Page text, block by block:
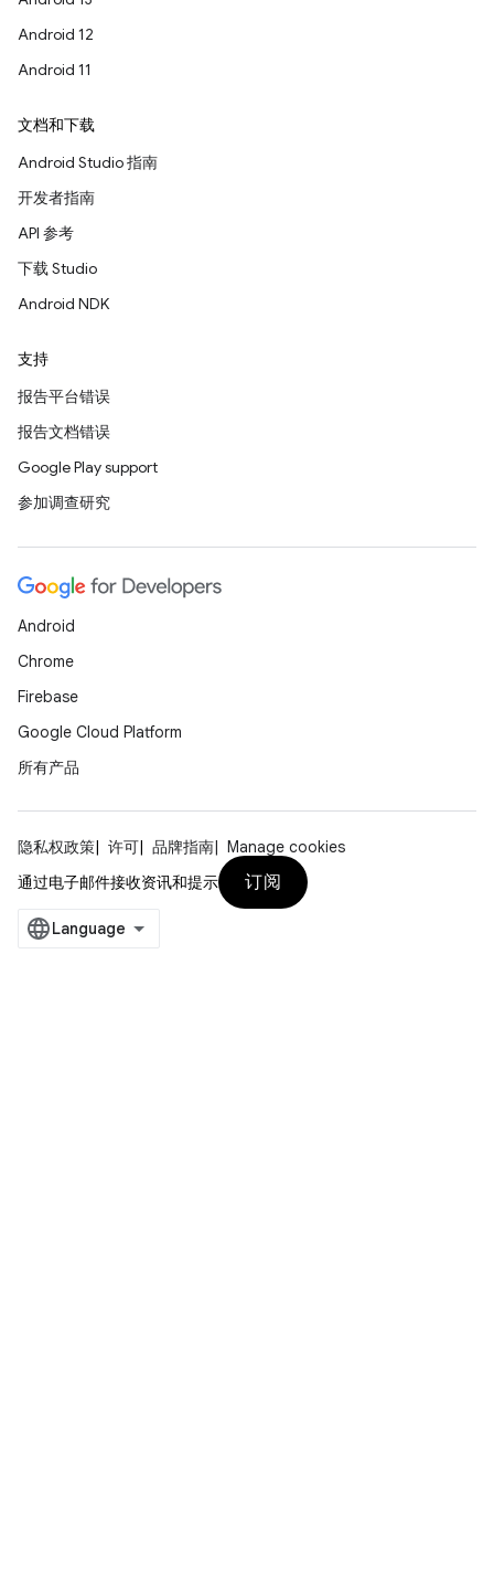
Android 12
Android 11
文档和下载
Android Studio 指南
开发者指南
API 参考
下载 Studio
Android NDK
支持
报告平台错误
报告文档错误
Google Play support
参加调查研究
Android
Chrome
Firebase
Google Cloud Platform
所有产品
隐私权政策 许可 品牌指南
Manage cookies
通过电子邮件接收资讯和提示
订阅